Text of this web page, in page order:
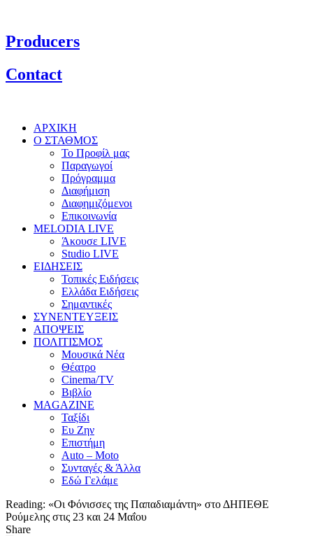
Producers
Contact
ΑΡΧΙΚΗ
Ο ΣΤΑΘΜΟΣ
Το Προφίλ μας
Παραγωγοί
Πρόγραμμα
Διαφήμιση
Διαφημιζόμενοι
Επικοινωνία
MELODIA LIVE
Άκουσε LIVE
Studio LIVE
ΕΙΔΗΣΕΙΣ
Τοπικές Ειδήσεις
Ελλάδα Ειδήσεις
Σημαντικές
ΣΥΝΕΝΤΕΥΞΕΙΣ
ΑΠΟΨΕΙΣ
ΠΟΛΙΤΙΣΜΟΣ
Μουσικά Νέα
Θέατρο
Cinema/TV
Βιβλίο
MAGAZINE
Ταξίδι
Ευ Ζην
Επιστήμη
Auto – Moto
Συνταγές & Άλλα
Εδώ Γελάμε
Reading: «Οι Φόνισσες της Παπαδιαμάντη» στο ΔΗΠΕΘΕ
Ρούμελης στις 23 και 24 Μαΐου
Share